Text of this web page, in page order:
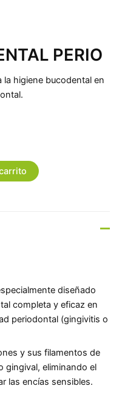
PERIO
la higiene bucodental en
diseñado
completa y eficaz en
periodontal (gingivitis o
y sus filamentos de
gingival, eliminando el
las encías sensibles.